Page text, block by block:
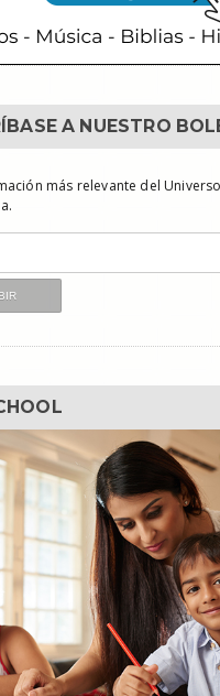
A NUESTRO
más relevante del